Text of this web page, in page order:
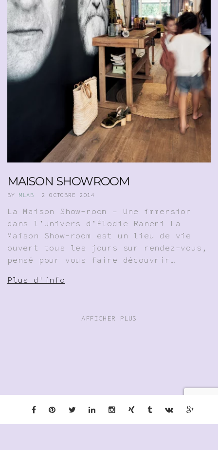
MAISON SHOWROOM
BY MLAB 2 OCTOBRE 2014
La Maison Show-room – Une immersion
dans l’univers d’Élodie Raneri La
Maison Show-room est un lieu de vie
ouvert tous les jours sur rendez-vous,
pensé pour vous faire découvrir…
Plus d'info
AFFICHER PLUS